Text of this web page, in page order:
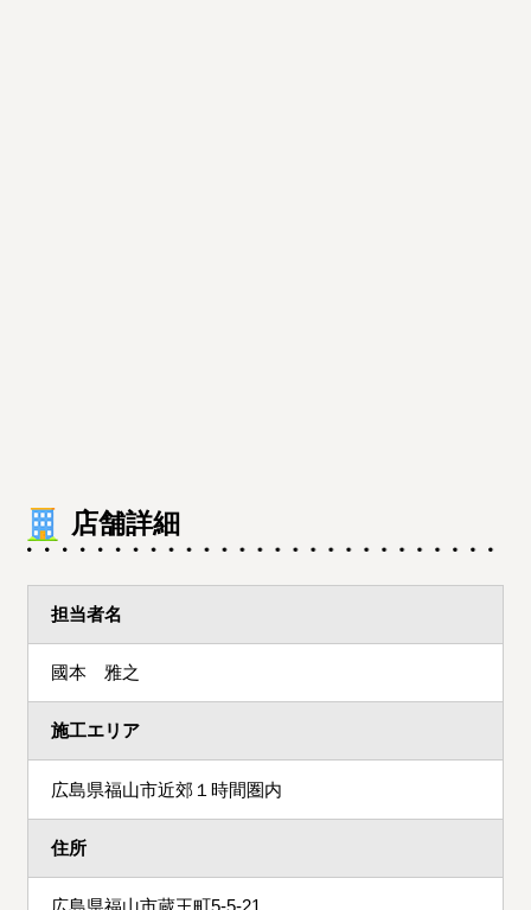
店舗詳細
担当者名
國本 雅之
施工エリア
広島県福山市近郊１時間圏内
住所
広島県福山市蔵王町5-5-21